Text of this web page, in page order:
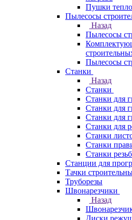
Пушки
Пылесосы
Назад
Пылесосы
Пылесосы
Станки
Назад
Станки
Станки для
Станки для
Станки для
Станки для
Станки
Станки
Станки
Станции для
Тачки
Труборезы
Швонарезчики
Назад
Диски